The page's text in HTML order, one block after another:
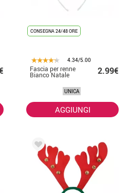
CONSEGNA 24/48 ORE
4.34/5.00
Fascia per renne
Bianco Natale 2.99€
UNICA
AGGIUNGI